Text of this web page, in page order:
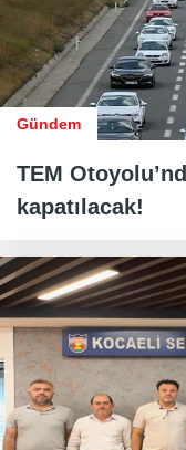
Gündem
TEM
kapatılacak!